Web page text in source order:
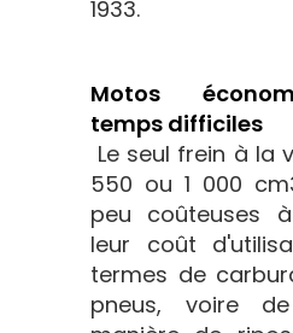
1933.
Motos
temps difficiles
Le seul frein à la
550 ou 1 000
peu coûteuses
leur coût
termes de
pneus, voire